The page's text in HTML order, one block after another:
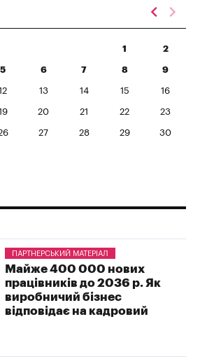
1 2
5 6 7 8 9
13 14 15 16
20 21 22 23
27 28 29 30
ПАРТНЕРСЬКИЙ МАТЕРІАЛ
Майже 400 000 нових
працівників до 2036 р. Як
виробничий бізнес
відповідає на кадровий